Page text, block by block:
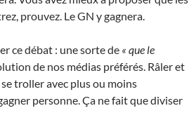
prouvez. Le GN y gagnera.
ce débat : une sorte de « que le
de nos médias préférés. Râler et
troller avec plus ou moins
personne. Ça ne fait que diviser